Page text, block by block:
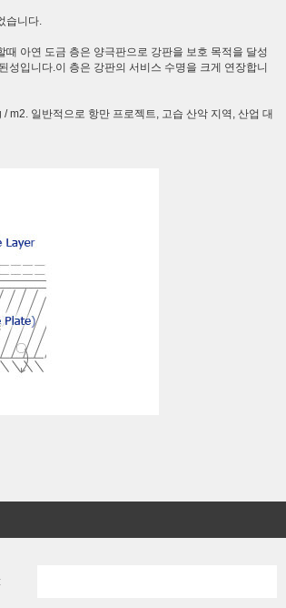
습니다.
아연 도금 층은 양극판으로 강판을 보호 목적을 달성
입니다.이 층은 강판의 서비스 수명을 크게 연장합니
일반적으로 항만 프로젝트, 고습 산악 지역, 산업 대